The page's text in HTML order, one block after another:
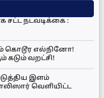
சட்ட நடவடிக்கை :
கொடூர எல்நினோ!
கடும் வறட்சி!
இளம்
வெளியிட்ட